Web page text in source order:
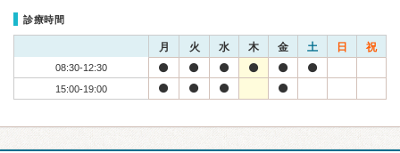
診療時間
月 火 水 木 金 土 日 祝
08:30-12:30
15:00-19:00